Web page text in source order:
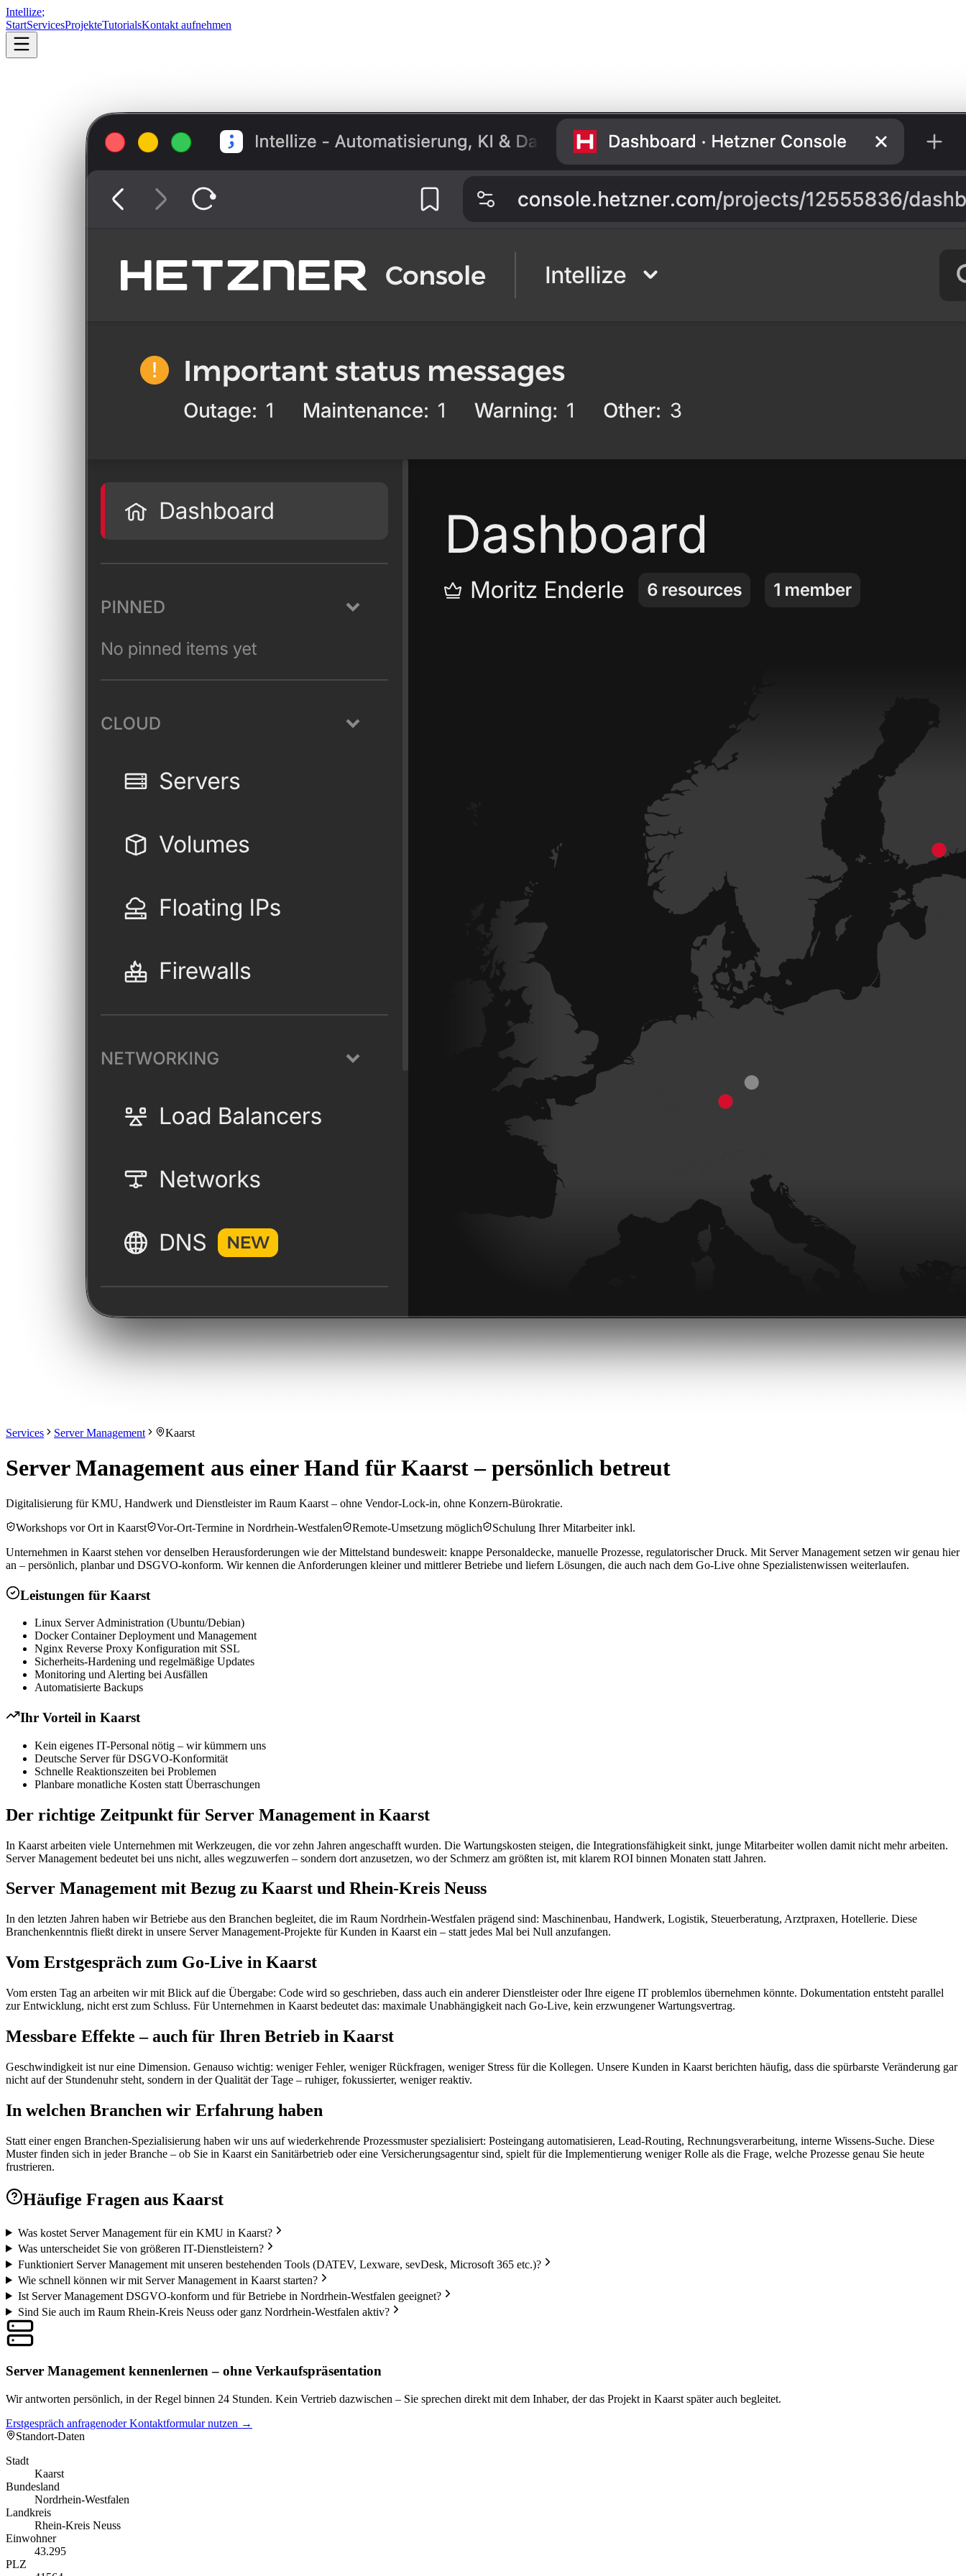
Intellize;
StartServicesProjekteTutorialsKontakt aufnehmen
Services Server Management Kaarst
Server Management aus einer Hand für Kaarst – persönlich betreut
Digitalisierung für KMU, Handwerk und Dienstleister im Raum Kaarst – ohne Vendor-Lock-in, ohne Konzern-Bürokratie.
Workshops vor Ort in Kaarst
Vor-Ort-Termine in Nordrhein-Westfalen Remote-Umsetzung möglich
Schulung Ihrer Mitarbeiter inkl.
Unternehmen in Kaarst stehen vor denselben Herausforderungen wie der Mittelstand bundesweit: knappe Personaldecke, manuelle Prozesse, regulatorischer Druck. Mit Server Management setzen wir genau hier
an – persönlich, planbar und DSGVO-konform. Wir kennen die Anforderungen kleiner und mittlerer Betriebe und liefern Lösungen, die auch nach dem Go-Live ohne Spezialistenwissen weiterlaufen.
Leistungen für Kaarst
Linux Server Administration (Ubuntu/Debian)
Docker Container Deployment und Management
Nginx Reverse Proxy Konfiguration mit SSL
Sicherheits-Hardening und regelmäßige Updates
Monitoring und Alerting bei Ausfällen
Automatisierte Backups
Ihr Vorteil in Kaarst
Kein eigenes IT-Personal nötig – wir kümmern uns
Deutsche Server für DSGVO-Konformität
Schnelle Reaktionszeiten bei Problemen
Planbare monatliche Kosten statt Überraschungen
Der richtige Zeitpunkt für Server Management in Kaarst
In Kaarst arbeiten viele Unternehmen mit Werkzeugen, die vor zehn Jahren angeschafft wurden. Die Wartungskosten steigen, die Integrationsfähigkeit sinkt, junge Mitarbeiter wollen damit nicht mehr arbeiten.
Server Management bedeutet bei uns nicht, alles wegzuwerfen – sondern dort anzusetzen, wo der Schmerz am größten ist, mit klarem ROI binnen Monaten statt Jahren.
Server Management mit Bezug zu Kaarst und Rhein-Kreis Neuss
In den letzten Jahren haben wir Betriebe aus den Branchen begleitet, die im Raum Nordrhein-Westfalen prägend sind: Maschinenbau, Handwerk, Logistik, Steuerberatung, Arztpraxen, Hotellerie. Diese
Branchenkenntnis fließt direkt in unsere Server Management-Projekte für Kunden in Kaarst ein – statt jedes Mal bei Null anzufangen.
Vom Erstgespräch zum Go-Live in Kaarst
Vom ersten Tag an arbeiten wir mit Blick auf die Übergabe: Code wird so geschrieben, dass auch ein anderer Dienstleister oder Ihre eigene IT problemlos übernehmen könnte. Dokumentation entsteht parallel
zur Entwicklung, nicht erst zum Schluss. Für Unternehmen in Kaarst bedeutet das: maximale Unabhängigkeit nach Go-Live, kein erzwungener Wartungsvertrag.
Messbare Effekte – auch für Ihren Betrieb in Kaarst
Geschwindigkeit ist nur eine Dimension. Genauso wichtig: weniger Fehler, weniger Rückfragen, weniger Stress für die Kollegen. Unsere Kunden in Kaarst berichten häufig, dass die spürbarste Veränderung gar
nicht auf der Stundenuhr steht, sondern in der Qualität der Tage – ruhiger, fokussierter, weniger reaktiv.
In welchen Branchen wir Erfahrung haben
Statt einer engen Branchen-Spezialisierung haben wir uns auf wiederkehrende Prozessmuster spezialisiert: Posteingang automatisieren, Lead-Routing, Rechnungsverarbeitung, interne Wissens-Suche. Diese
Muster finden sich in jeder Branche – ob Sie in Kaarst ein Sanitärbetrieb oder eine Versicherungsagentur sind, spielt für die Implementierung weniger Rolle als die Frage, welche Prozesse genau Sie heute
frustrieren.
Häufige Fragen aus Kaarst
Was kostet Server Management für ein KMU in Kaarst?
Was unterscheidet Sie von größeren IT-Dienstleistern?
Funktioniert Server Management mit unseren bestehenden Tools (DATEV, Lexware, sevDesk, Microsoft 365 etc.)?
Wie schnell können wir mit Server Management in Kaarst starten?
Ist Server Management DSGVO-konform und für Betriebe in Nordrhein-Westfalen geeignet?
Sind Sie auch im Raum Rhein-Kreis Neuss oder ganz Nordrhein-Westfalen aktiv?
Server Management kennenlernen – ohne Verkaufspräsentation
Wir antworten persönlich, in der Regel binnen 24 Stunden. Kein Vertrieb dazwischen – Sie sprechen direkt mit dem Inhaber, der das Projekt in Kaarst später auch begleitet.
Erstgespräch anfragenoder Kontaktformular nutzen →
Standort-Daten
Stadt
Kaarst
Bundesland
Nordrhein-Westfalen
Landkreis
Rhein-Kreis Neuss
Einwohner
43.295
PLZ